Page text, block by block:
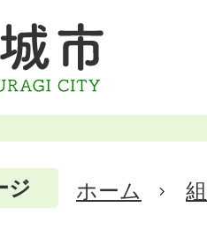
ジ ホーム